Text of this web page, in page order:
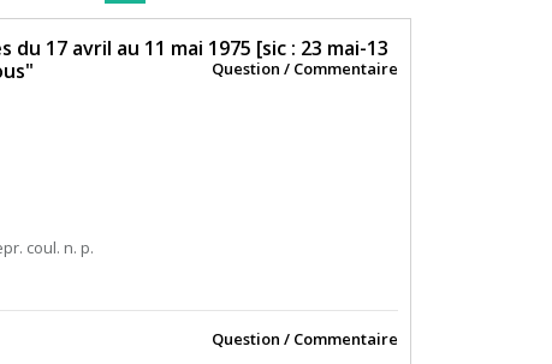
17 avril au 11 mai 1975 [sic : 23 mai-13
Question / Commentaire
coul. n. p.
Question / Commentaire